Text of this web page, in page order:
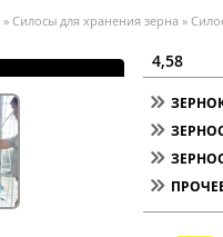
4,58
» Силосы для хранения зерна »